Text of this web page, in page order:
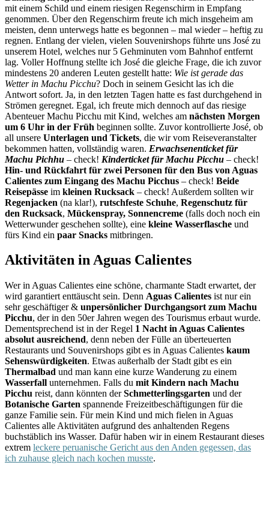
mit einem Schild und einem riesigen Regenschirm in Empfang
genommen. Über den Regenschirm freute ich mich insgeheim am
meisten, denn unterwegs hatte es begonnen – mal wieder – heftig zu
regnen. Entlang der vielen, vielen Souvenirshops führte uns José zu
unserem Hotel, welches nur 5 Gehminuten vom Bahnhof entfernt
lag. Voller Hoffnung stellte ich José die gleiche Frage, die ich zuvor
mindestens 20 anderen Leuten gestellt hatte: Wie ist gerade das
Wetter in Machu Picchu? Doch in seinem Gesicht las ich die
Antwort sofort. Ja, in den letzten Tagen hatte es fast durchgehend in
Strömen geregnet. Egal, ich freute mich dennoch auf das riesige
Abenteuer Machu Picchu mit Kind, welches am nächsten Morgen
um 6 Uhr in der Früh beginnen sollte. Zuvor kontrollierte José, ob
all unsere Unterlagen und Tickets, die wir vom Reiseveranstalter
bekommen hatten, vollständig waren. Erwachsenenticket für
Machu Pichhu – check! Kinderticket für Machu Picchu – check!
Hin- und Rückfahrt für zwei Personen für den Bus von Aguas
Calientes zum Eingang des Machu Picchus – check! Beide
Reisepässe im kleinen Rucksack – check! Außerdem sollten wir
Regenjacken (na klar!), rutschfeste Schuhe, Regenschutz für
den Rucksack, Mückenspray, Sonnencreme (falls doch noch ein
Wetterwunder geschehen sollte), eine kleine Wasserflasche und
fürs Kind ein paar Snacks mitbringen.
Aktivitäten in Aguas Calientes
Wer in Aguas Calientes eine schöne, charmante Stadt erwartet, der
wird garantiert enttäuscht sein. Denn Aguas Calientes ist nur ein
sehr geschäftiger & unpersönlicher Durchgangsort zum Machu
Picchu, der in den 50er Jahren wegen des Tourismus erbaut wurde.
Dementsprechend ist in der Regel 1 Nacht in Aguas Calientes
absolut ausreichend, denn neben der Fülle an überteuerten
Restaurants und Souvenirshops gibt es in Aguas Calientes kaum
Sehenswürdigkeiten. Etwas außerhalb der Stadt gibt es ein
Thermalbad und man kann eine kurze Wanderung zu einem
Wasserfall unternehmen. Falls du mit Kindern nach Machu
Picchu reist, dann könnten derSchmetterlingsgarten und der
Botanische Garten spannende Freizeitbeschäftigungen für die
ganze Familie sein. Für mein Kind und mich fielen in Aguas
Calientes alle Aktivitäten aufgrund des anhaltenden Regens
buchstäblich ins Wasser. Dafür haben wir in einem Restaurant dieses
extrem leckere peruanische Gericht aus den Anden gegessen, das
ich zuhause gleich nach kochen musste.